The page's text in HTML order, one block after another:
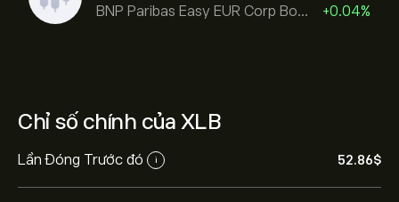
BNP Paribas Easy EUR Corp Bond SRI Fossil Free Ult
+0.04%
Chỉ số chính của XLB
Lần Đóng Trước đó i 52.86‎$‎